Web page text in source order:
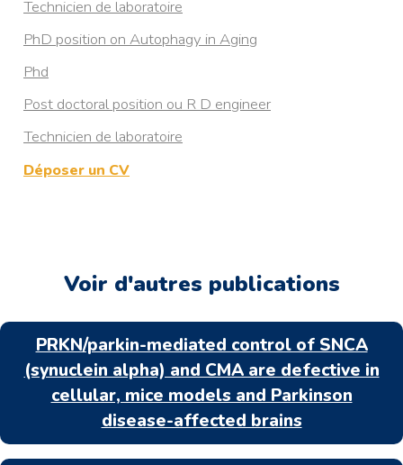
health and neurodegenerative diseases
4 years postdoctoral position in Organelle Quality Control
Technicien de laboratoire
PhD position on Autophagy in Aging
Phd
Post doctoral position ou R D engineer
Technicien de laboratoire
Déposer un CV
Voir d'autres publications
PRKN/parkin-mediated control of SNCA
(synuclein alpha) and CMA are defective in
cellular, mice models and Parkinson
disease-affected brains